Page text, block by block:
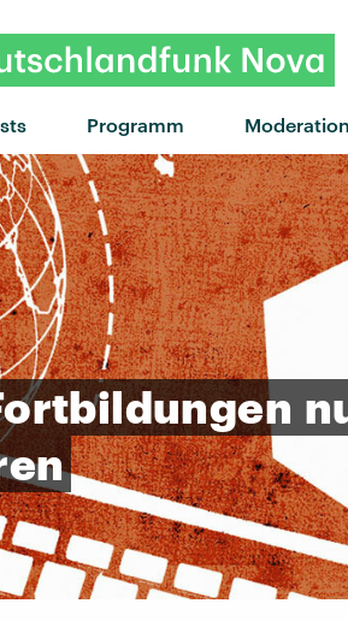
Programm Moderation
"Hand that feeds" von